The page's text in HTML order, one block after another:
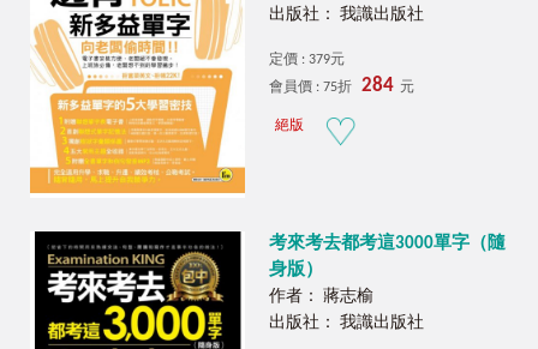
出版社： 我識出版社
定價 : 379元
會員價 : 75折
284 元
絕版
考來考去都考這3000單字（隨
身版）
作者： 蔣志榆
出版社： 我識出版社